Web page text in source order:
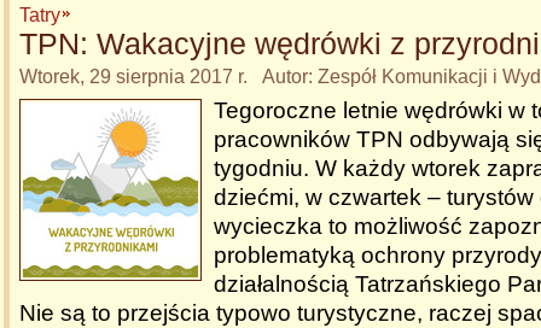
Tatry
TPN: Wakacyjne wędrówki z
Wtorek, 29 sierpnia 2017 r. Autor: Zespół Komunikacji i
Tegoroczne letnie wędrówki w
pracowników TPN odbywają
tygodniu. W każdy wtorek
dziećmi, w czwartek – turystów
wycieczka to możliwość
problematyką ochrony
działalnością Tatrzańskiego
Nie są to przejścia typowo turystyczne, raczej